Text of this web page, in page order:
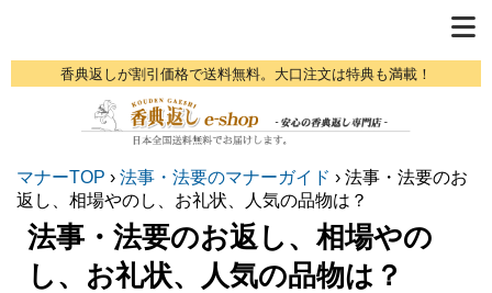
香典返しが割引価格で送料無料。大口注文は特典も満載！
マナーTOP › 法事・法要のマナーガイド › 法事・法要のお
返し、相場やのし、お礼状、人気の品物は？
法事・法要のお返し、相場やの
し、お礼状、人気の品物は？